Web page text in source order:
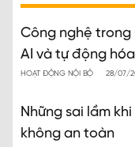
Công nghệ trong
AI và tự động hóa
HOẠT ĐỘNG NỘI BỘ 28/07/
Những sai lầm
không an toàn